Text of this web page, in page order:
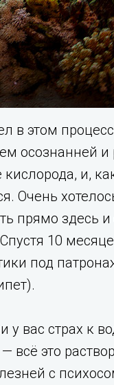
в этом
осознанней и
и,
Очень
прямо здесь и
10
под
у вас страх к
всё это
с